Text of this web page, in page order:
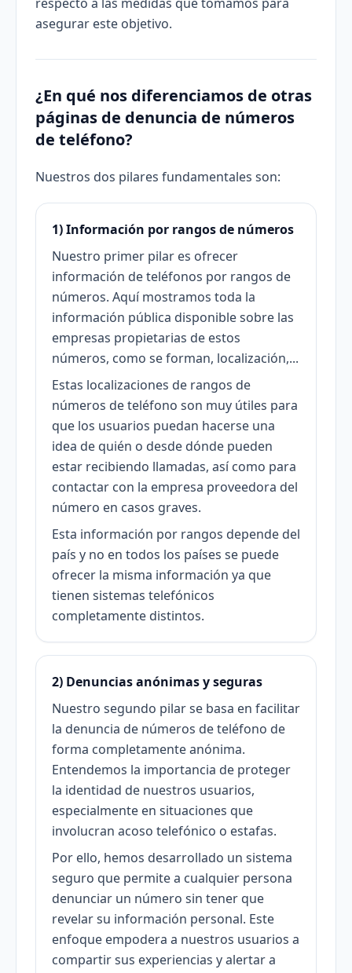
asegurar este objetivo.
¿En qué nos diferenciamos de otras
páginas de denuncia de números
de teléfono?
Nuestros dos pilares fundamentales son:
1) Información por rangos de números
Nuestro primer pilar es ofrecer
información de teléfonos por rangos de
números. Aquí mostramos toda la
información pública disponible sobre las
empresas propietarias de estos
números, como se forman, localización,...
Estas localizaciones de rangos de
números de teléfono son muy útiles para
que los usuarios puedan hacerse una
idea de quién o desde dónde pueden
estar recibiendo llamadas, así como para
contactar con la empresa proveedora del
número en casos graves.
Esta información por rangos depende del
país y no en todos los países se puede
ofrecer la misma información ya que
tienen sistemas telefónicos
completamente distintos.
2) Denuncias anónimas y seguras
Nuestro segundo pilar se basa en facilitar
la denuncia de números de teléfono de
forma completamente anónima.
Entendemos la importancia de proteger
la identidad de nuestros usuarios,
especialmente en situaciones que
involucran acoso telefónico o estafas.
Por ello, hemos desarrollado un sistema
seguro que permite a cualquier persona
denunciar un número sin tener que
revelar su información personal. Este
enfoque empodera a nuestros usuarios a
compartir sus experiencias y alertar a